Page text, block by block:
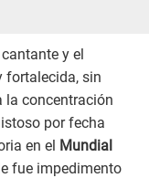
y el
fortalecida, sin
la concentración
por fecha
en el Mundial
fue impedimento